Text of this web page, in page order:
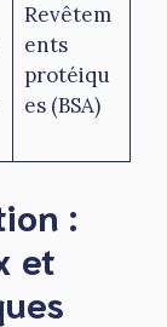
Revêtem
ents
protéiqu
es (BSA)
:
et